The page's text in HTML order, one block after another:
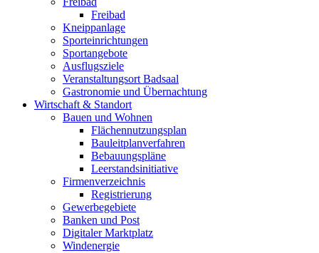
Freibad
Kneippanlage
Sporteinrichtungen
Sportangebote
Ausflugsziele
Veranstaltungsort Badsaal
Gastronomie und Übernachtung
Wirtschaft & Standort
Bauen und Wohnen
Flächennutzungsplan
Bauleitplanverfahren
Bebauungspläne
Leerstandsinitiative
Firmenverzeichnis
Registrierung
Gewerbegebiete
Banken und Post
Digitaler Marktplatz
Windenergie